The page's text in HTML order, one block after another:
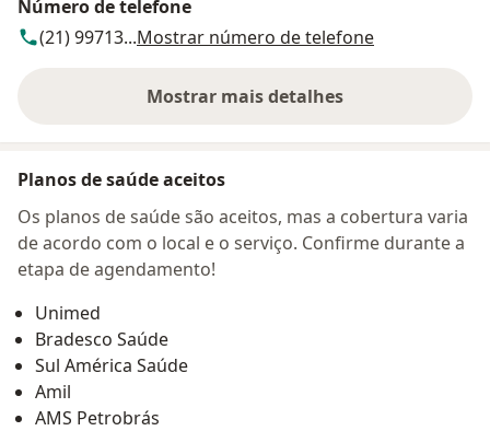
Número de telefone
(21) 99713...Mostrar número de telefone
Mostrar mais detalhes
sobre o endereço
Planos de saúde aceitos
Os planos de saúde são aceitos, mas a cobertura varia
de acordo com o local e o serviço. Confirme durante a
etapa de agendamento!
Unimed
Bradesco Saúde
Sul América Saúde
Amil
AMS Petrobrás